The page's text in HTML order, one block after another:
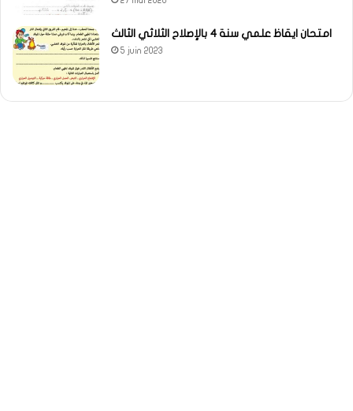
امتحان ايقاظ علمي سنة 4 بالإصلاح الثلاثي الثالث
5 juin 2023